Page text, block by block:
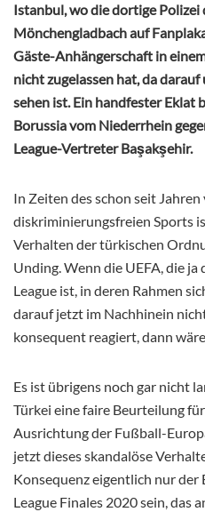
Istanbul, wo die dortige Polizei
Mönchengladbach auf
Gäste-Anhängerschaft in
nicht zugelassen hat, da
sehen ist. Ein handfester Eklat
Borussia vom Niederrhein
League-Vertreter Başakşehir.
In Zeiten des schon seit
diskriminierungsfreien Sports
Verhalten der türkischen
Unding. Wenn die UEFA, die
League ist, in deren Rahmen
darauf jetzt im Nachhinein
konsequent reagiert, dann
Es ist übrigens noch gar nicht
Türkei eine faire Beurteilung
Ausrichtung der Fußball-
jetzt dieses skandalöse
Konsequenz eigentlich nur der
League Finales 2020 sein, das